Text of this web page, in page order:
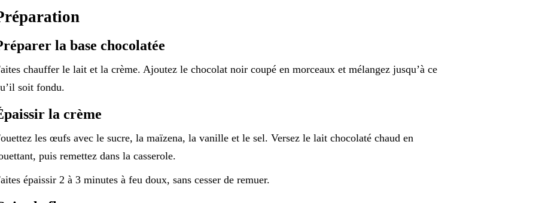
la base chocolatée
chauffer le lait et la crème. Ajoutez le chocolat noir coupé en morceaux et mélangez jusqu’à ce
soit fondu.
la crème
les œufs avec le sucre, la maïzena, la vanille et le sel. Versez le lait chocolaté chaud en
puis remettez dans la casserole.
épaissir 2 à 3 minutes à feu doux, sans cesser de remuer.